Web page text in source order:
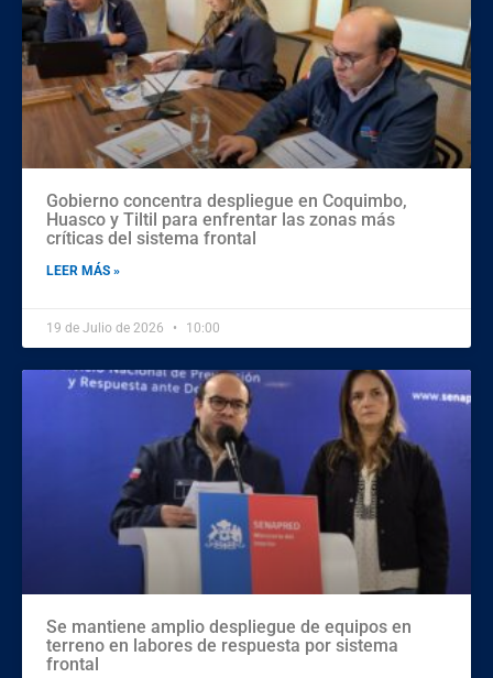
Gobierno concentra despliegue en Coquimbo,
Huasco y Tiltil para enfrentar las zonas más
críticas del sistema frontal
LEER MÁS »
19 de Julio de 2026 10:00
Se mantiene amplio despliegue de equipos en
terreno en labores de respuesta por sistema
frontal